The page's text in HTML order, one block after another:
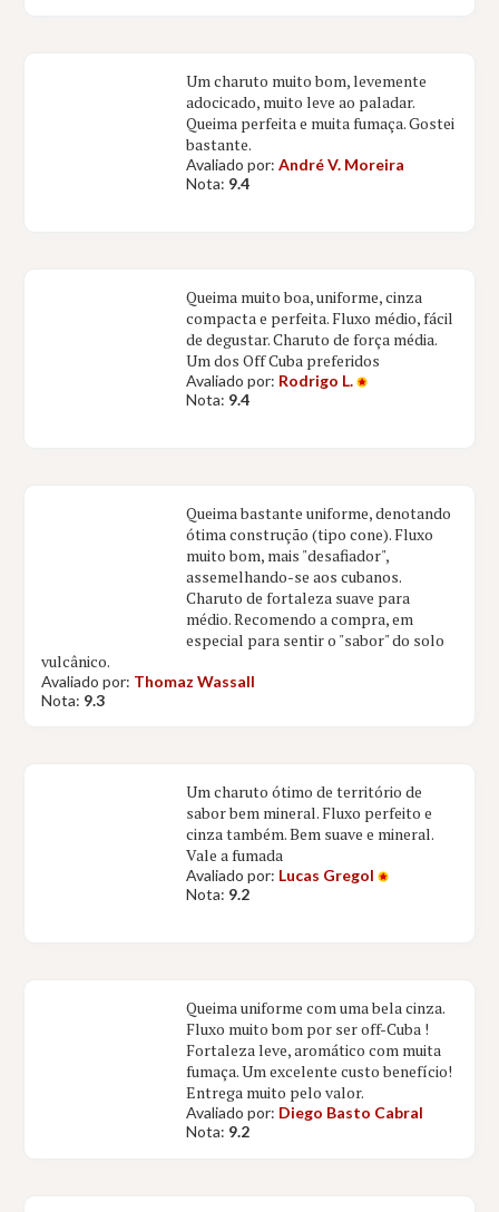
Um charuto muito bom, levemente
adocicado, muito leve ao paladar.
Queima perfeita e muita fumaça. Gostei
bastante.
Avaliado por:André V. Moreira
Nota: 9.4
Queima muito boa, uniforme, cinza
compacta e perfeita. Fluxo médio, fácil
de degustar. Charuto de força média.
Um dos Off Cuba preferidos
Avaliado por: Rodrigo L.
Nota: 9.4
Queima bastante uniforme, denotando
ótima construção (tipo cone). Fluxo
muito bom, mais "desafiador",
assemelhando-se aos cubanos.
Charuto de fortaleza suave para
médio. Recomendo a compra, em
especial para sentir o "sabor" do solo
vulcânico.
Avaliado por: Thomaz Wassall
Nota: 9.3
Um charuto ótimo de território de
sabor bem mineral. Fluxo perfeito e
cinza também. Bem suave e mineral.
Vale a fumada
Avaliado por: Lucas Gregol
Nota: 9.2
Queima uniforme com uma bela cinza.
Fluxo muito bom por ser off-Cuba !
Fortaleza leve, aromático com muita
fumaça. Um excelente custo benefício!
Entrega muito pelo valor.
Avaliado por: Diego Basto Cabral
Nota: 9.2